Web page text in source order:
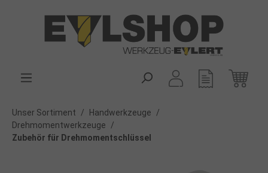
Unser Sortiment / Handwerkzeuge
/
Drehmomentwerkzeuge
/
Zubehör für Drehmomentschlüssel